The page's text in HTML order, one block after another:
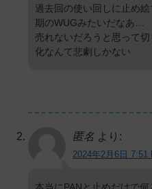
過去回の使い回しに止め
期のWUGみたいだなあ…
売れないだろうと思って
化なんて悲劇しかない
匿名 より:
2024年2月6日 7:51
本当にPANと止めだけで何